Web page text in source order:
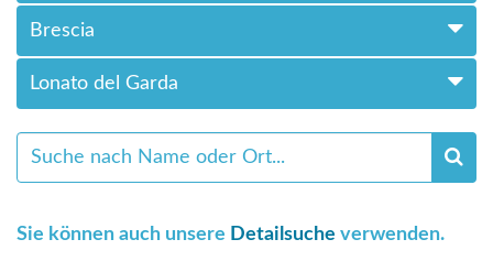
Brescia
Lonato del Garda
Sie können auch unsere Detailsuche verwenden.